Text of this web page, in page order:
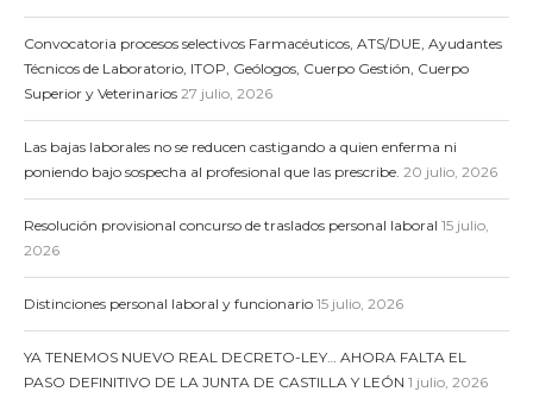
Convocatoria procesos selectivos Farmacéuticos, ATS/DUE, Ayudantes
Técnicos de Laboratorio, ITOP, Geólogos, Cuerpo Gestión, Cuerpo
Superior y Veterinarios 27 julio, 2026
Las bajas laborales no se reducen castigando a quien enferma ni
poniendo bajo sospecha al profesional que las prescribe. 20 julio, 2026
Resolución provisional concurso de traslados personal laboral 15 julio,
2026
Distinciones personal laboral y funcionario 15 julio, 2026
YA TENEMOS NUEVO REAL DECRETO-LEY… AHORA FALTA EL
PASO DEFINITIVO DE LA JUNTA DE CASTILLA Y LEÓN 1 julio, 2026